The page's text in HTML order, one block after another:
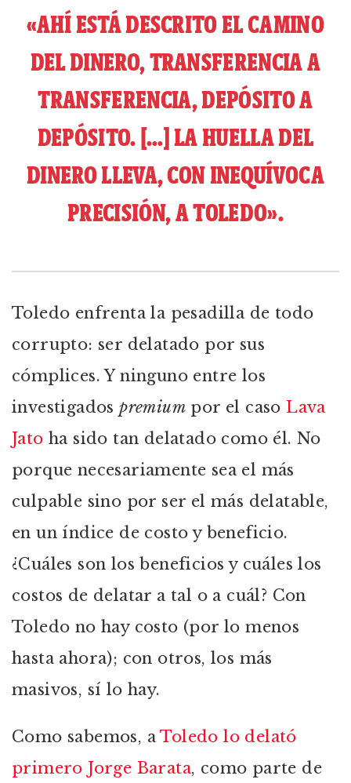
«AHÍ ESTÁ DESCRITO EL CAMINO
DEL DINERO, TRANSFERENCIA A
TRANSFERENCIA, DEPÓSITO A
DEPÓSITO. […] LA HUELLA DEL
DINERO LLEVA, CON INEQUÍVOCA
PRECISIÓN, A TOLEDO».
Toledo enfrenta la pesadilla de todo
corrupto: ser delatado por sus
cómplices. Y ninguno entre los
investigadospremium por el casoLava
Jato ha sido tan delatado como él. No
porque necesariamente sea el más
culpable sino por ser el más delatable,
en un índice de costo y beneficio.
¿Cuáles son los beneficios y cuáles los
costos de delatar a tal o a cuál? Con
Toledo no hay costo (por lo menos
hasta ahora); con otros, los más
masivos, sí lo hay.
Como sabemos, aToledo lo delató
primero Jorge Barata, como parte de